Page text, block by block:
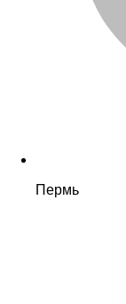
Пермь